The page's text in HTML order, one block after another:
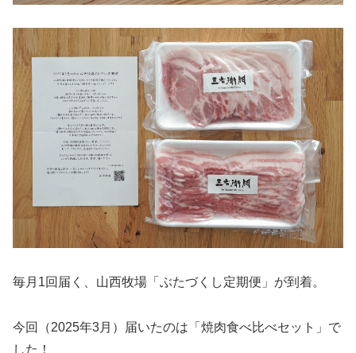
毎月1回届く、山西牧場「ぶたづくし定期便」が到着。
今回（2025年3月）届いたのは「焼肉食べ比べセット」で
した！